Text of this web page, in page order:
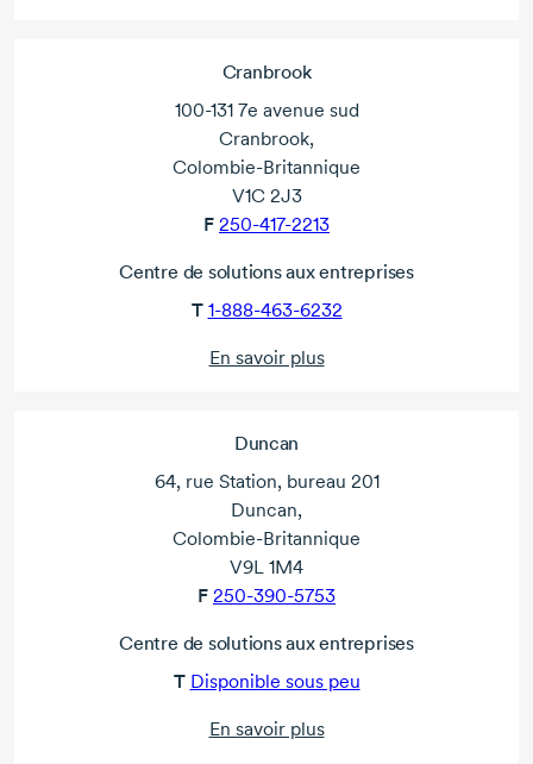
Cranbrook
100-131 7e avenue sud
Cranbrook,
Colombie-Britannique
V1C 2J3
F 250-417-2213
Centre de solutions aux entreprises
T 1-888-463-6232
En savoir plus
Duncan
64, rue Station, bureau 201
Duncan,
Colombie-Britannique
V9L 1M4
F 250-390-5753
Centre de solutions aux entreprises
T Disponible sous peu
En savoir plus